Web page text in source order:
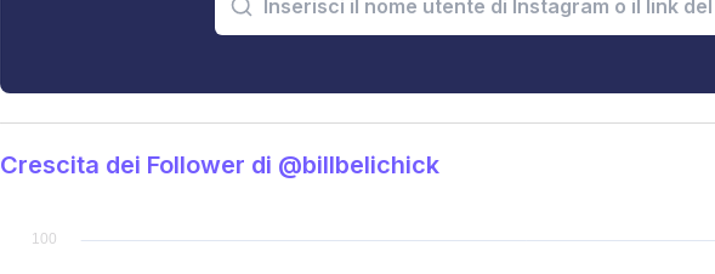
Crescita dei Follower di @billbelichick